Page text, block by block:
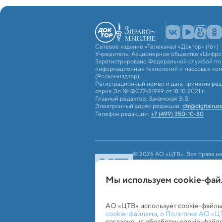
Сетевое издание «Телеканал «Доктор» (16+)
Учредитель: Акционерное общество
Зарегистрировано Федеральной службой по
информационных технологий и массовых
(Роскомнадзор).
Регистрационный номер и дата принятия
серия Эл № ФС77-81999 от 18.10.2021 г.
Главный редактор: Закамская Э.В.
Электронный адрес редакции:
Телефон редакции: +7 (499) 350-10-80
© 2026 АО «ЦТВ». Все права на
российским и международным
Обработка персональных данныхРабота с
Мы используем сookie-
АО «ЦТВ» использует cookie-
cookie-файлами,о Политике АО